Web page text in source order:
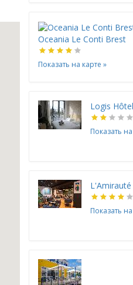
Oceania Le Conti Brest
Показать на карте »
Logis
Показать
Показать